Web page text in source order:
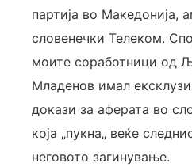
партија во Македонија,
словенечки Телеком.
моите соработници од
Младенов имал
докази за аферата во
која „пукна„ веќе
неговото загинување.